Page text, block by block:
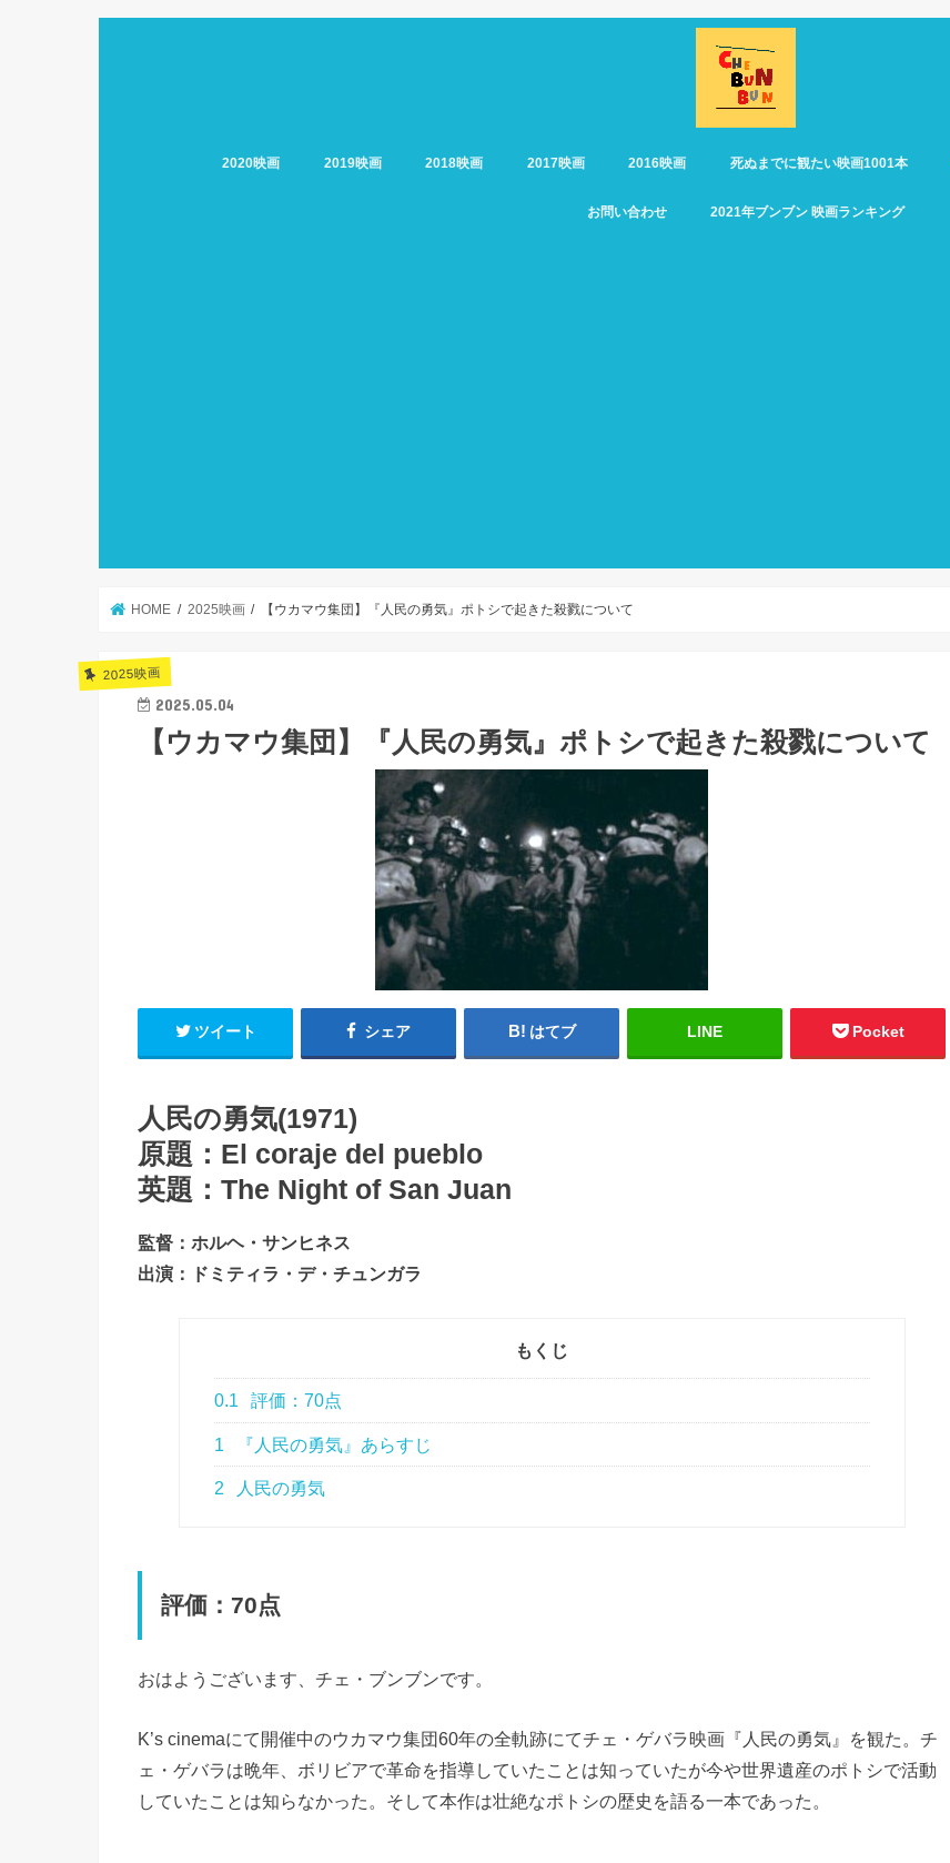
2020映画 2019映画 2018映画 2017映画 2016映画 死ぬまでに観たい映画1001本
お問い合わせ 2021年ブンブン 映画ランキング
HOME 2025映画 【ウカマウ集団】『人民の勇気』ポトシで起きた殺戮について
2025映画
2025.05.04
【ウカマウ集団】『人民の勇気』ポトシで起きた殺戮について
ツイート シェア はてブ LINE Pocket
人民の勇気(1971)
原題：El coraje del pueblo
英題：The Night of San Juan
監督：ホルヘ・サンヒネス
出演：ドミティラ・デ・チュンガラ
もくじ
0.1 評価：70点
1 『人民の勇気』あらすじ
2 人民の勇気
評価：70点
おはようございます、チェ・ブンブンです。
K’s cinemaにて開催中のウカマウ集団60年の全軌跡にてチェ・ゲバラ映画『人民の勇気』を観た。チ
ェ・ゲバラは晩年、ボリビアで革命を指導していたことは知っていたが今や世界遺産のポトシで活動
していたことは知らなかった。そして本作は壮絶なポトシの歴史を語る一本であった。